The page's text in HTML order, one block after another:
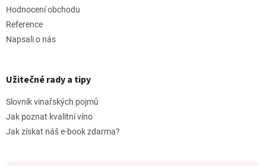
Hodnocení obchodu
Reference
Napsali o nás
Užitečné rady a tipy
Slovník vinařských pojmů
Jak poznat kvalitní víno
Jak získat náš e-book zdarma?